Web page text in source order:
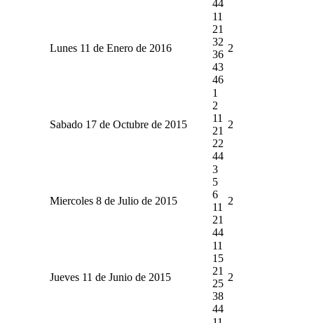
44
Lunes 11 de Enero de 2016
11
21
32
36
43
46
2
Sabado 17 de Octubre de 2015
1
2
11
21
22
44
2
Miercoles 8 de Julio de 2015
3
5
6
11
21
44
2
Jueves 11 de Junio de 2015
11
15
21
25
38
44
2